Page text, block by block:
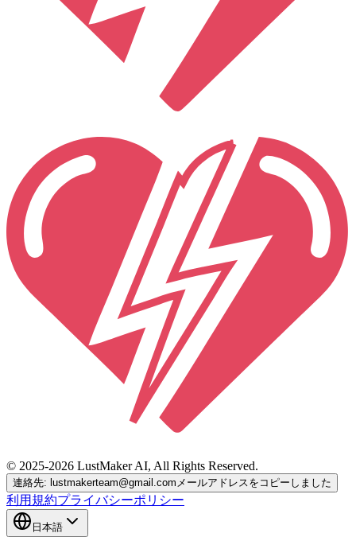
© 2025-2026 LustMaker AI, All Rights Reserved.
連絡先: lustmakerteam@gmail.com メールアドレスをコピーしました
利用規約プライバシーポリシー
日本語